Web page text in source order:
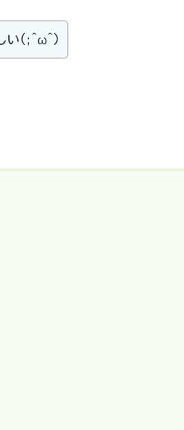
い(;^ω^)